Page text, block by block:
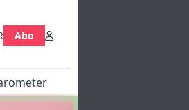
Abo